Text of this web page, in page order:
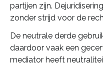
partijen zijn.
zonder strijd voor de
De neutrale derde
daardoor vaak een
mediator heeft